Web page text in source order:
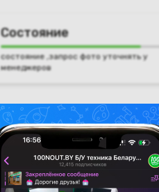
Состояние
состояние ,запрос фото уточнять у
менеджеров